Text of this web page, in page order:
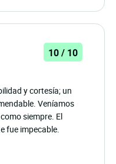
10 / 10
y cortesía; un
Veníamos
siempre. El
fue impecable.